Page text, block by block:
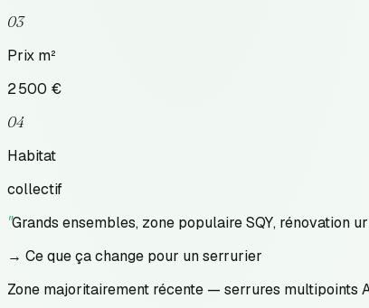
03
Prix m²
2 500 €
04
Habitat
collectif
"Grands ensembles, zone populaire SQY, rénovation
→ Ce que ça change pour un serrurier
Zone majoritairement récente — serrures